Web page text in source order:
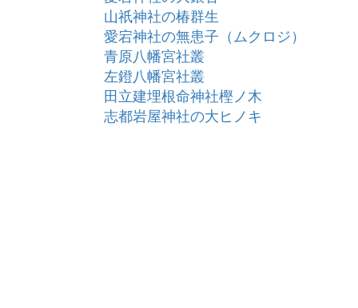
山祇神社の椿群生
愛宕神社の無患子（ムクロジ）
青原八幡宮社叢
左鐙八幡宮社叢
田立建埋根命神社樫ノ木
志都岩屋神社の大ヒノキ